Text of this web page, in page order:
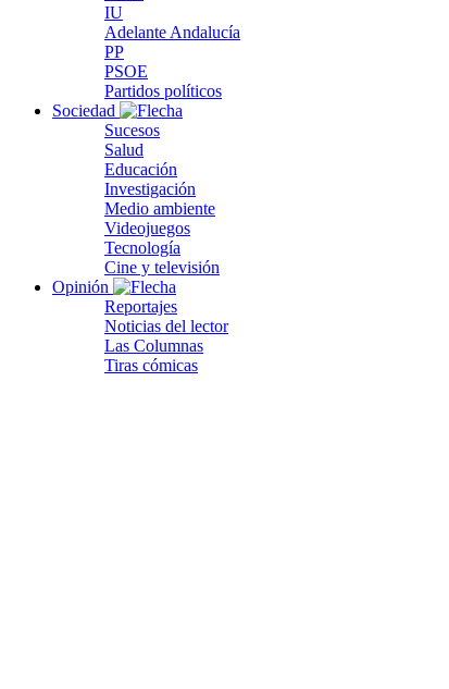
IU
Adelante Andalucía
PP
PSOE
Partidos políticos
Sociedad
Sucesos
Salud
Educación
Investigación
Medio ambiente
Videojuegos
Tecnología
Cine y televisión
Opinión
Reportajes
Noticias del lector
Las Columnas
Tiras cómicas